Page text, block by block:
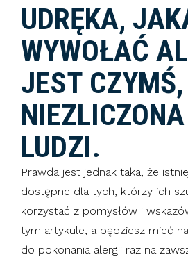
UDRĘKA,
WYWOŁAĆ
JEST
LUDZI.
Prawda jest jednak taka, że
dostępne dla tych, którzy ich
korzystać z pomysłów i
tym artykule, a będziesz mieć
do pokonania alergii raz na